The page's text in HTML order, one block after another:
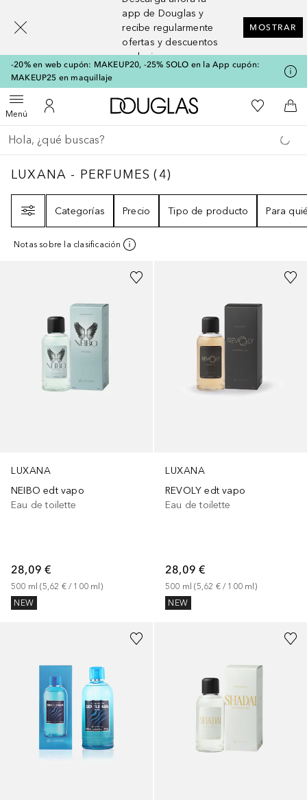
app de Douglas y
recibe regularmente
ofertas y descuentos
exclusivos
MOSTRAR
-20% en web cupón: MAKEUP20, -25% SOLO en la App cupón:
MAKEUP25 en maquillaje
MenúAbrir menúMi cuenta
A Douglas HomeMi lista de
A
Regresar
Ejecutar búsqueda
LUXANA - PERFUMES4
LUXANA - PERFUMES (4)
Categorías
Precio Tipo de producto Para
Notas sobre la clasificación
LUXANA
NEIBO edt vapo
Eau de toilette
28,09 €
500 ml (5,62 € / 100 ml )
NEW
LUXANA
REVOLY edt vapo
Eau de toilette
28,09 €
500 ml (5,62 € / 100 ml )
NEW
[navigation.slideout.screenreader]